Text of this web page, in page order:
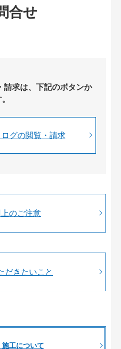
合せ
求は、下記のボタンか
グの閲覧・請求
のご注意
だきたいこと
工について